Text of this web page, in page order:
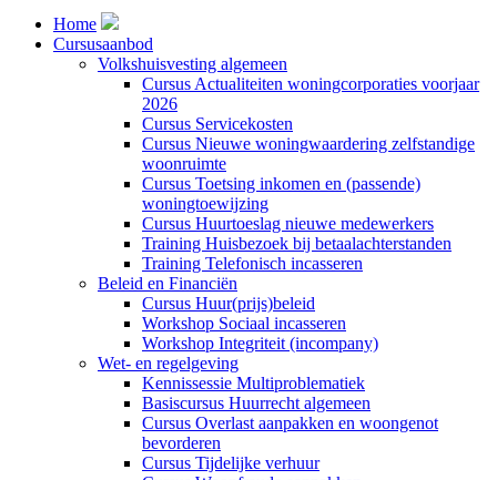
Home
Cursusaanbod
Volkshuisvesting algemeen
Cursus Actualiteiten woningcorporaties voorjaar
2026
Cursus Servicekosten
Cursus Nieuwe woningwaardering zelfstandige
woonruimte
Cursus Toetsing inkomen en (passende)
woningtoewijzing
Cursus Huurtoeslag nieuwe medewerkers
Training Huisbezoek bij betaalachterstanden
Training Telefonisch incasseren
Beleid en Financiën
Cursus Huur(prijs)beleid
Workshop Sociaal incasseren
Workshop Integriteit (incompany)
Wet- en regelgeving
Kennissessie Multiproblematiek
Basiscursus Huurrecht algemeen
Cursus Overlast aanpakken en woongenot
bevorderen
Cursus Tijdelijke verhuur